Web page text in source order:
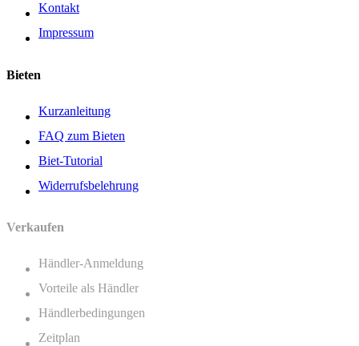
Kontakt
Impressum
Bieten
Kurzanleitung
FAQ zum Bieten
Biet-Tutorial
Widerrufsbelehrung
Verkaufen
Händler-Anmeldung
Vorteile als Händler
Händlerbedingungen
Zeitplan